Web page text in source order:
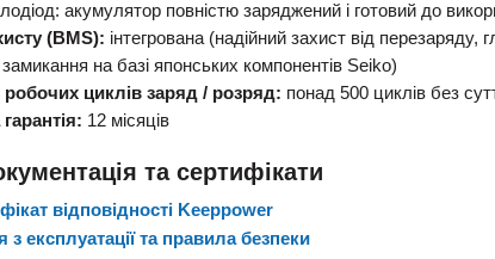
акумулятор повністю заряджений і готовий до
(BMS): інтегрована (надійний захист від
замикання на базі японських компонентів Seiko)
робочих циклів заряд / розряд: понад 500 циклів без
12 місяців
та сертифікати
відповідності Keeppower
з експлуатації та правила безпеки